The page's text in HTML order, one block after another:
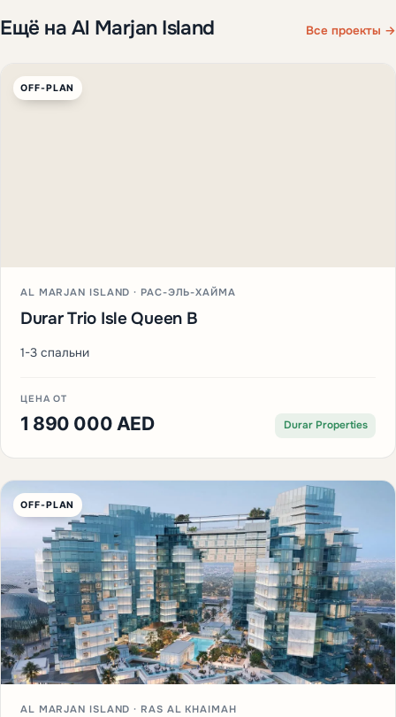
Ещё на Al Marjan Island Все проекты →
OFF-PLAN
AL MARJAN ISLAND · РАС-ЭЛЬ-ХАЙМА
Durar Trio Isle Queen B
1-3 спальни
ЦЕНА ОТ
1 890 000 AED Durar Properties
OFF-PLAN
AL MARJAN ISLAND · RAS AL KHAIMAH